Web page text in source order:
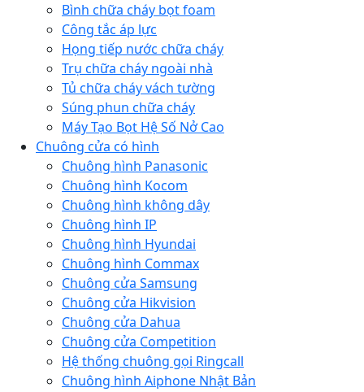
Bình chữa cháy bọt foam
Công tắc áp lực
Họng tiếp nước chữa cháy
Trụ chữa cháy ngoài nhà
Tủ chữa cháy vách tường
Súng phun chữa cháy
Máy Tạo Bọt Hệ Số Nở Cao
Chuông cửa có hình
Chuông hình Panasonic
Chuông hình Kocom
Chuông hình không dây
Chuông hình IP
Chuông hình Hyundai
Chuông hình Commax
Chuông cửa Samsung
Chuông cửa Hikvision
Chuông cửa Dahua
Chuông cửa Competition
Hệ thống chuông gọi Ringcall
Chuông hình Aiphone Nhật Bản